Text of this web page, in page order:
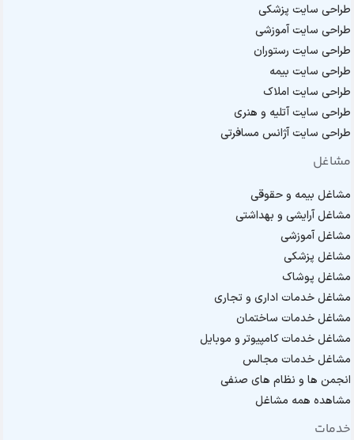
طراحی سایت پزشکی
طراحی سایت آموزشی
طراحی سایت رستوران
طراحی سایت بیمه
طراحی سایت املاک
طراحی سایت آتلیه و هنری
طراحی سایت آژانس مسافرتی
مشاغل
مشاغل بیمه و حقوقی
مشاغل آرایشی و بهداشتی
مشاغل آموزشی
مشاغل پزشکی
مشاغل پوشاک
مشاغل خدمات اداری و تجاری
مشاغل خدمات ساختمان
مشاغل خدمات کامپیوتر و موبایل
مشاغل خدمات مجالس
انجمن ها و نظام های صنفی
مشاهده همه مشاغل
خدمات